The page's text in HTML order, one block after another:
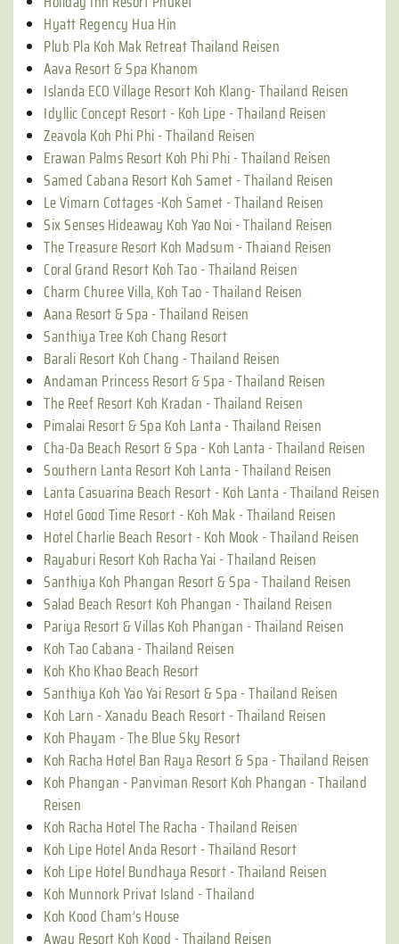
Hyatt Regency Hua Hin
Plub Pla Koh Mak Retreat Thailand Reisen
Aava Resort & Spa Khanom
Islanda ECO Village Resort Koh Klang- Thailand Reisen
Idyllic Concept Resort - Koh Lipe - Thailand Reisen
Zeavola Koh Phi Phi - Thailand Reisen
Erawan Palms Resort Koh Phi Phi - Thailand Reisen
Samed Cabana Resort Koh Samet - Thailand Reisen
Le Vimarn Cottages -Koh Samet - Thailand Reisen
Six Senses Hideaway Koh Yao Noi - Thailand Reisen
The Treasure Resort Koh Madsum - Thaiand Reisen
Coral Grand Resort Koh Tao - Thailand Reisen
Charm Churee Villa, Koh Tao - Thailand Reisen
Aana Resort & Spa - Thailand Reisen
Santhiya Tree Koh Chang Resort
Barali Resort Koh Chang - Thailand Reisen
Andaman Princess Resort & Spa - Thailand Reisen
The Reef Resort Koh Kradan - Thailand Reisen
Pimalai Resort & Spa Koh Lanta - Thailand Reisen
Cha-Da Beach Resort & Spa - Koh Lanta - Thailand Reisen
Southern Lanta Resort Koh Lanta - Thailand Reisen
Lanta Casuarina Beach Resort - Koh Lanta - Thailand Reisen
Hotel Good Time Resort - Koh Mak - Thailand Reisen
Hotel Charlie Beach Resort - Koh Mook - Thailand Reisen
Rayaburi Resort Koh Racha Yai - Thailand Reisen
Santhiya Koh Phangan Resort & Spa - Thailand Reisen
Salad Beach Resort Koh Phangan - Thailand Reisen
Pariya Resort & Villas Koh Phangan - Thailand Reisen
Koh Tao Cabana - Thailand Reisen
Koh Kho Khao Beach Resort
Santhiya Koh Yao Yai Resort & Spa - Thailand Reisen
Koh Larn - Xanadu Beach Resort - Thailand Reisen
Koh Phayam - The Blue Sky Resort
Koh Racha Hotel Ban Raya Resort & Spa - Thailand Reisen
Koh Phangan - Panviman Resort Koh Phangan - Thailand
Reisen
Koh Racha Hotel The Racha - Thailand Reisen
Koh Lipe Hotel Anda Resort - Thailand Resort
Koh Lipe Hotel Bundhaya Resort - Thailand Reisen
Koh Munnork Privat Island - Thailand
Koh Kood Cham’s House
Away Resort Koh Kood - Thailand Reisen